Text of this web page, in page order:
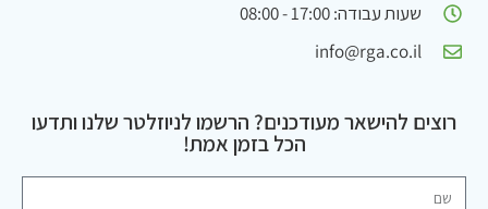
שעות עבודה: 17:00 - 08:00
info@rga.co.il
רוצים להישאר מעודכנים? הרשמו לניוזלטר שלנו ותדעו
הכל בזמן אמת!